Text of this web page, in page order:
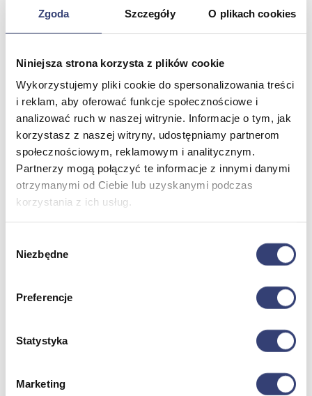
Zgoda Szczegóły O plikach cookies
Niniejsza strona korzysta z plików cookie
Wykorzystujemy pliki cookie do spersonalizowania treści
i reklam, aby oferować funkcje społecznościowe i
analizować ruch w naszej witrynie. Informacje o tym, jak
korzystasz z naszej witryny, udostępniamy partnerom
społecznościowym, reklamowym i analitycznym.
Partnerzy mogą połączyć te informacje z innymi danymi
otrzymanymi od Ciebie lub uzyskanymi podczas
korzystania z ich usług.
zgody
Niezbędne
Preferencje
Statystyka
Marketing
Termometry
Meble medyczne
Wróć
Kozetki
Pielęgnacja mebli
Taborety i krzesła
Stoły
Parawany
Fotele
Zobacz wszystko
Fotele do masażu
Urządzenia